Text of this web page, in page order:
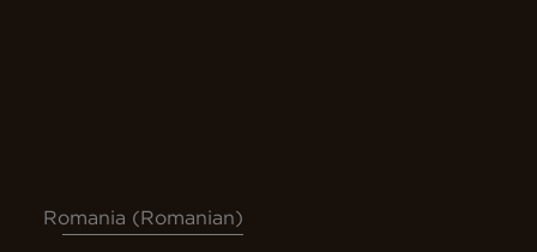
Romania (Romanian)